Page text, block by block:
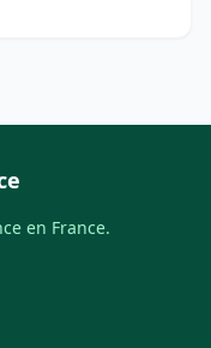
en France.